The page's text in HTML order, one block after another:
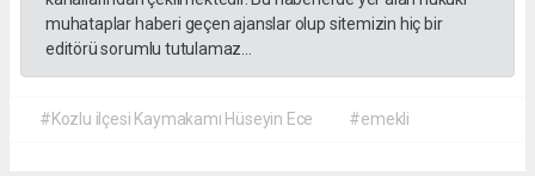
muhataplar haberi geçen ajanslar olup sitemizin hiç bir
editörü sorumlu tutulamaz...
#Kozlu ilçesi Kaymakamı Hüseyin Ece #emekli